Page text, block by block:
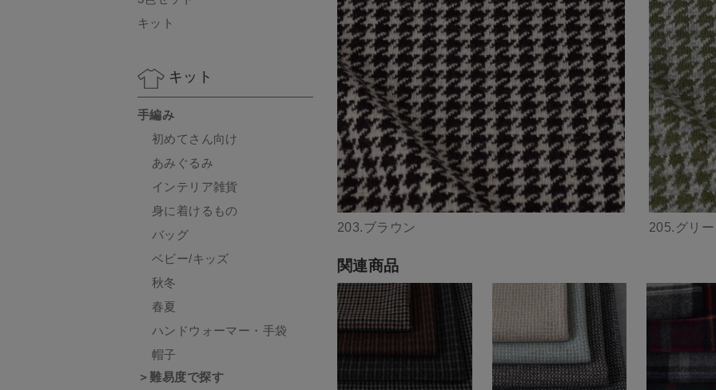
203.ブラウン 205.グリ
関連商品
キット
キット
手編み
初めてさん向け
あみぐるみ
インテリア雑貨
身に着けるもの
バッグ
ベビー/キッズ
秋冬
春夏
ハンドウォーマー・手袋
帽子
＞難易度で探す